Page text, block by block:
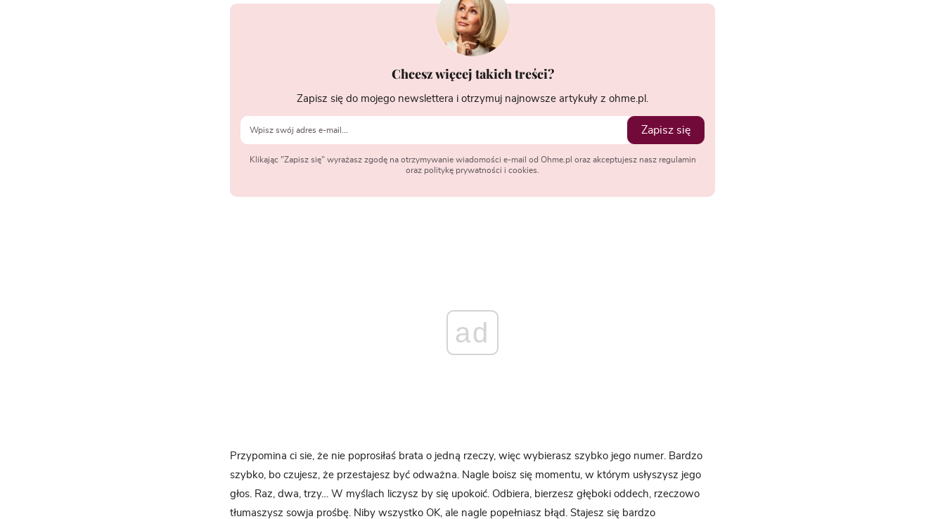
Chcesz więcej takich treści?
Zapisz się do mojego newslettera i otrzymuj najnowsze artykuły z ohme.pl.
Zapisz się
Klikając "Zapisz się" wyrażasz zgodę na otrzymywanie wiadomości e-mail od Ohme.pl oraz akceptujesz nasz regulamin
oraz politykę prywatności i cookies.
ad
Przypomina ci sie, że nie poprosiłaś brata o jedną rzeczy, więc wybierasz szybko jego numer. Bardzo
szybko, bo czujesz, że przestajesz być odważna. Nagle boisz się momentu, w którym usłyszysz jego
głos. Raz, dwa, trzy… W myślach liczysz by się upokoić. Odbiera, bierzesz głęboki oddech, rzeczowo
tłumaszysz sowja prośbę. Niby wszystko OK, ale nagle popełniasz błąd. Stajesz się bardzo